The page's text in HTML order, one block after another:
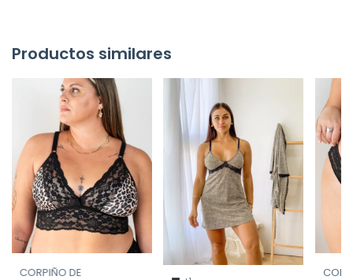
Productos similares
CORPIÑO DE